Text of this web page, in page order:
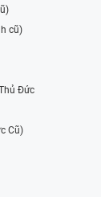
cũ)
Đức
Cũ)